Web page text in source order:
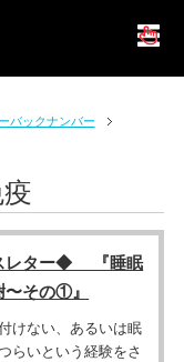
バックナンバー
レター◆ 『睡眠
〜その①』
けない、あるいは眠
らいという経験をさ